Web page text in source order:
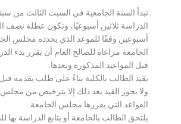
تبدأ السنة الجامعية في السبت الثالث من
الدراسة ثلاثين أسبوعيًا، وتكون عطلة نصف
أسبوعين وفقًا للموعد الذي يحدده مجلس
الجامعة مراعاة للصالح العام أن يقرر بدء
قبل المواعيد المذكورة وبعدها.
يقيد الطالب بالكلية بناءً على طلب يقدمه قبل
ولا يجوز القيد بعد ذلك إلا بترخيص من
القواعد التي يقررها مجلس الجامعة.
يلتحق الطالب بالجامعة أو يتابع الدراسة